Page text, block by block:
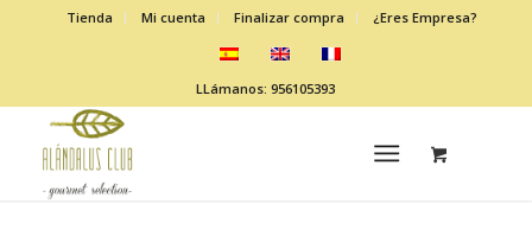
Tienda Mi cuenta Finalizar compra ¿Eres Empresa?
LLámanos: 956105393